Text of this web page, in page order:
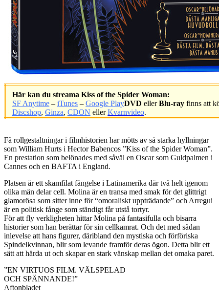
Här kan du streama Kiss of the Spider Woman:
SF Anytime – iTunes – Google PlayDVD ellerBlu-ray finns att
Discshop, Ginza, CDON ellerKvarnvideo.
Få rollgestaltningar i filmhistorien har mötts av så starka hyllningar
som William Hurts i Hector Babencos ”Kiss of the Spider Woman”.
En prestation som belönades med såväl en Oscar som Guldpalmen i
Cannes och en BAFTA i England.
Platsen är ett skamfilat fängelse i Latinamerika där två helt igenom
olika män delar cell. Molina är en transa med smak för det glittrigt
glamorösa som sitter inne för “omoraliskt uppträdande” och Arregui
är en politisk fånge som ständigt får utstå tortyr.
För att fly verkligheten hittar Molina på fantasifulla och bisarra
historier som han berättar för sin cellkamrat. Och det med sådan
inlevelse att hans figurer, däribland den mystiska och förföriska
Spindelkvinnan, blir som levande framför deras ögon. Detta blir ett
sätt att härda ut och skapar en stark vänskap mellan det omaka paret.
”EN VIRTUOS FILM. VÄLSPELAD
OCH SPÄNNANDE!”
Aftonbladet